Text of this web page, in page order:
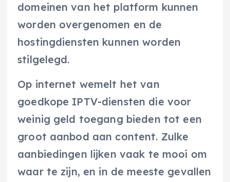
domeinen van het platform kunnen
worden overgenomen en de
hostingdiensten kunnen worden
stilgelegd.
Op internet wemelt het van
goedkope IPTV-diensten die voor
weinig geld toegang bieden tot een
groot aanbod aan content. Zulke
aanbiedingen lijken vaak te mooi om
waar te zijn, en in de meeste gevallen